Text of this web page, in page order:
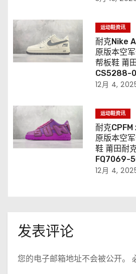
运动鞋资讯
耐克Nike
原版本空
帮板鞋 莆
CS5288-
12月 4,
运动鞋资讯
耐克
原版本空
鞋 莆田耐
FQ7069-
12月 4,
发表评论
您的电子邮箱地址不会被公开。